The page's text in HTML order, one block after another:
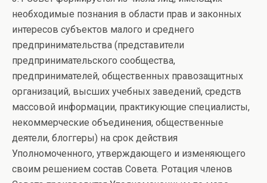
необходимые познания в области прав и законных
интересов субъектов малого и среднего
предпринимательства (представители
предпринимательского сообщества,
предпринимателей, общественных правозащитных
организаций, высших учебных заведений, средств
массовой информации, практикующие специалисты,
некоммерческие объединения, общественные
деятели, блоггеры) на срок действия
Уполномоченного, утверждающего и изменяющего
своим решением состав Совета. Ротация членов